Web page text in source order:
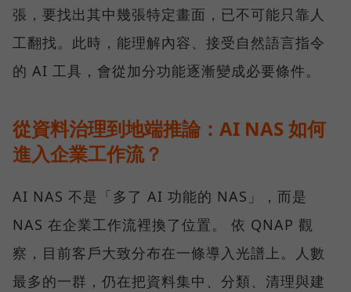
張，要找出其中幾張特定畫面，已不可能只靠人
工翻找。此時，能理解內容、接受自然語言指令
的 AI 工具，會從加分功能逐漸變成必要條件。
從資料治理到地端推論：AI NAS 如何
進入企業工作流？
AI NAS 不是「多了 AI 功能的 NAS」，而是
NAS 在企業工作流裡換了位置。 依 QNAP 觀
察，目前客戶大致分布在一條導入光譜上。人數
最多的一群，仍在把資料集中、分類、清理與建